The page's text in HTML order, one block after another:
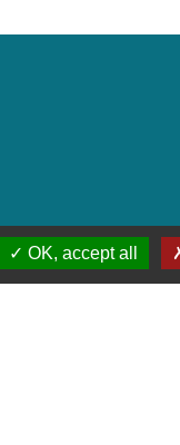
OK, accept all